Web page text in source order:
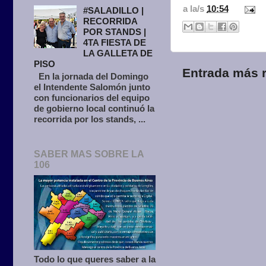
a la/s 10:54
Entrada más
#SALADILLO |
RECORRIDA
POR STANDS |
4TA FIESTA DE
LA GALLETA DE
PISO
En la jornada del Domingo
el Intendente Salomón junto
con funcionarios del equipo
de gobierno local continuó la
recorrida por los stands, ...
SABER MAS SOBRE LA
106
Todo lo que queres saber a la